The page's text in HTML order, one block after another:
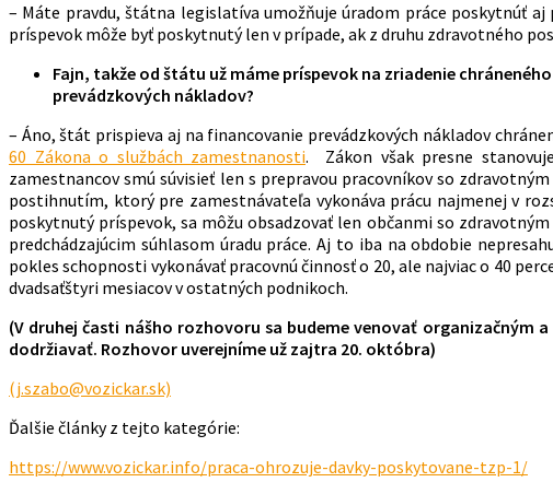
– Máte pravdu, štátna legislatíva umožňuje úradom práce poskytnúť
príspevok môže byť poskytnutý len v prípade, ak z druhu zdravotného
Fajn, takže od štátu už máme príspevok na zriadenie
prevádzkových nákladov?
– Áno, štát prispieva aj na financovanie prevádzkových nákladov
60 Zákona o službách zamestnanosti. Zákon však presne
zamestnancov smú súvisieť len s prepravou pracovníkov so
postihnutím, ktorý pre zamestnávateľa vykonáva prácu najmenej v
poskytnutý príspevok, sa môžu obsadzovať len občanmi so
predchádzajúcim súhlasom úradu práce. Aj to iba na obdobie
pokles schopnosti vykonávať pracovnú činnosť o 20, ale najviac o 40
dvadsaťštyri mesiacov v ostatných podnikoch.
(V druhej časti nášho rozhovoru sa budeme venovať organizačným
dodržiavať. Rozhovor uverejníme už zajtra 20. októbra)
(j.szabo@vozickar.sk)
Ďalšie články z tejto kategórie:
https://www.vozickar.info/praca-ohrozuje-davky-poskytovane-tzp-1/